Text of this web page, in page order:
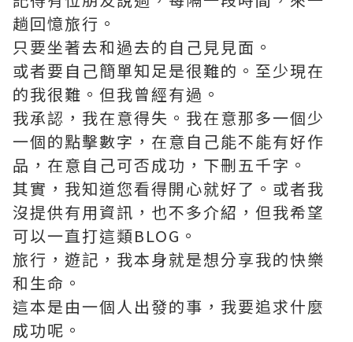
趟回憶旅行。
只要坐著去和過去的自己見見面。
或者要自己簡單知足是很難的。至少現在
的我很難。但我曾經有過。
我承認，我在意得失。我在意那多一個少
一個的點擊數字，在意自己能不能有好作
品，在意自己可否成功，下刪五千字。
其實，我知道您看得開心就好了。或者我
沒提供有用資訊，也不多介紹，但我希望
可以一直打這類BLOG。
旅行，遊記，我本身就是想分享我的快樂
和生命。
這本是由一個人出發的事，我要追求什麼
成功呢。